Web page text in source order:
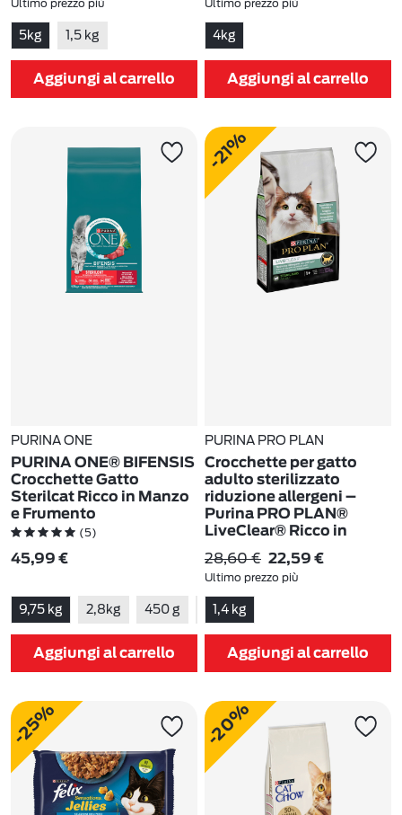
Ultimo prezzo più
basso:
5kg 1,5 kg
Aggiungi al carrello
Ultimo prezzo più
basso:
4kg
Aggiungi al carrello
PURINA ONE
PURINA ONE® BIFENSIS
Crocchette Gatto
Sterilcat Ricco in Manzo
e Frumento
(5)
45,99 €
9,75 kg 2,8kg 450 g 1,5 kg
Aggiungi al carrello
-21%
PURINA PRO PLAN
Crocchette per gatto
adulto sterilizzato
riduzione allergeni –
Purina PRO PLAN®
LiveClear® Ricco in
(109)
28,60 € 22,59 €
Ultimo prezzo più
basso: 28,60 €
1,4 kg
Aggiungi al carrello
-25% -20%